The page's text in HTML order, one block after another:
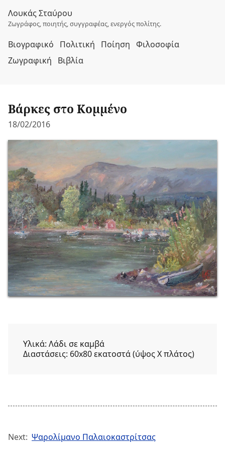
Λουκάς Σταύρου
Ζωγράφος, ποιητής, συγγραφέας, ενεργός πολίτης.
Βιογραφικό Πολιτική Ποίηση Φιλοσοφία
Ζωγραφική
Βιβλία
Βάρκες στο Κομμένο
18/02/2016
Υλικά: Λάδι σε καμβά
Διαστάσεις: 60x80 εκατοστά (ύψος Χ πλάτος)
Next: Ψαρολίμανο Παλαιοκαστρίτσας